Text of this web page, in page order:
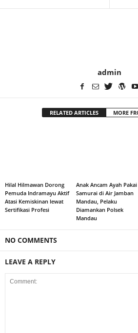
admin
RELATED ARTICLES MORE
Hilal Hilmawan Dorong
Pemuda Indramayu Aktif
Atasi Kemiskinan lewat
Sertifikasi Profesi
Anak Ancam Ayah Pakai
Samurai di Air Jamban
Mandau, Pelaku
Diamankan Polsek
Mandau
NO COMMENTS
LEAVE A REPLY